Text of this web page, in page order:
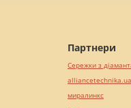
Партнери
Сережки з
alliancetechnika.ua
миралинкс